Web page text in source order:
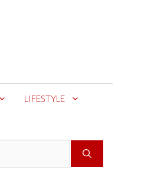
LIFESTYLE